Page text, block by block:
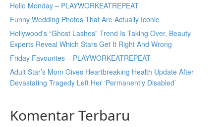
Hello Monday – PLAYWORKEATREPEAT
Funny Wedding Photos That Are Actually Iconic
Hollywood’s “Ghost Lashes” Trend Is Taking Over, Beauty
Experts Reveal Which Stars Get It Right And Wrong
Friday Favourites – PLAYWORKEATREPEAT
Adult Star’s Mom Gives Heartbreaking Health Update After
Devastating Tragedy Left Her ‘Permanently Disabled’
Komentar Terbaru